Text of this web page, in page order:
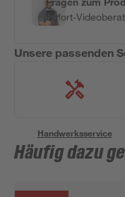
Sofort-
Unsere passenden
Handwerksservice
Häufig dazu